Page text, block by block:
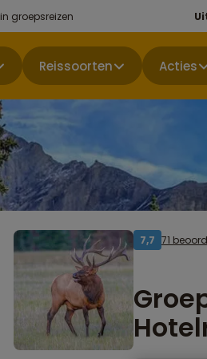
in groepsreizen
Reissoorten Acties
7,7 71